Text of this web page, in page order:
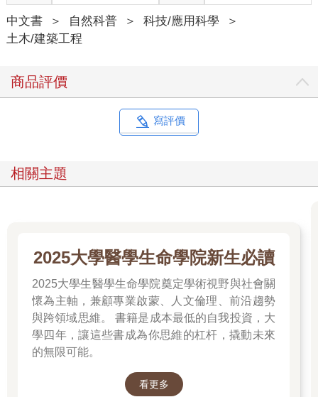
中文書 ＞ 自然科普 ＞ 科技/應用科學
＞
土木/建築工程
商品評價
寫評價
相關主題
2025大學醫學生命學院新生必讀
2025大學生醫學生命學院奠定學術視野與社會關
懷為主軸，兼顧專業啟蒙、人文倫理、前沿趨勢
與跨領域思維。 書籍是成本最低的自我投資，大
學四年，讓這些書成為你思維的杠杆，撬動未來
的無限可能。
看更多